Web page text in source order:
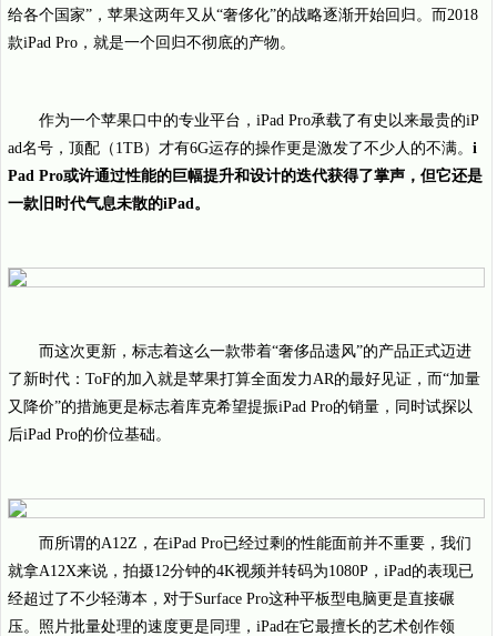
给各个国家”，苹果这两年又从“奢侈化”的战略逐渐开始回归。而2018
款iPad Pro，就是一个回归不彻底的产物。
作为一个苹果口中的专业平台，iPad Pro承载了有史以来最贵的iP
ad名号，顶配（1TB）才有6G运存的操作更是激发了不少人的不满。 i
Pad Pro或许通过性能的巨幅提升和设计的迭代获得了掌声，但它还是
一款旧时代气息未散的iPad。
而这次更新，标志着这么一款带着“奢侈品遗风”的产品正式迈进
了新时代：ToF的加入就是苹果打算全面发力AR的最好见证，而“加量
又降价”的措施更是标志着库克希望提振iPad Pro的销量，同时试探以
后iPad Pro的价位基础。
而所谓的A12Z，在iPad Pro已经过剩的性能面前并不重要，我们
就拿A12X来说，拍摄12分钟的4K视频并转码为1080P，iPad的表现已
经超过了不少轻薄本，对于Surface Pro这种平板型电脑更是直接碾
压。照片批量处理的速度更是同理，iPad在它最擅长的艺术创作领